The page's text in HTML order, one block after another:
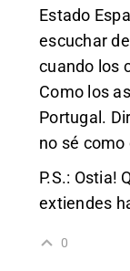
Estado
escuchar
cuando los
Como los
Portugal.
no sé como
P.S.: Ostia!
extiendes
0